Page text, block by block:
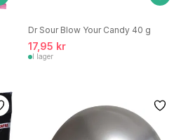
Dr Sour Blow Your Candy 40 g
17,95 kr
I lager